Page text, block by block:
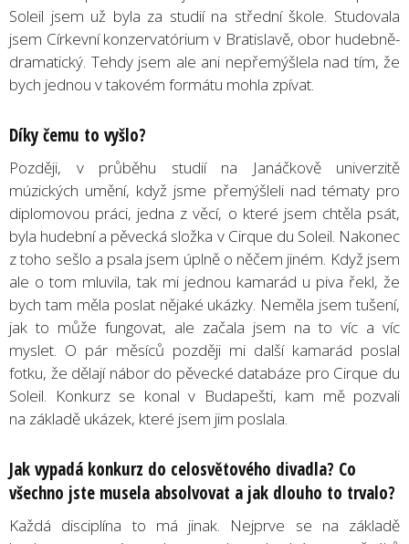
Soleil jsem už byla za studií na střední škole. Studovala
jsem Církevní konzervatórium v Bratislavě, obor hudebně-
dramatický. Tehdy jsem ale ani nepřemýšlela nad tím, že
bych jednou v takovém formátu mohla zpívat.
Díky čemu to vyšlo?
Později, v průběhu studií na Janáčkově univerzitě
múzických umění, když jsme přemýšleli nad tématy pro
diplomovou práci, jedna z věcí, o které jsem chtěla psát,
byla hudební a pěvecká složka v Cirque du Soleil. Nakonec
z toho sešlo a psala jsem úplně o něčem jiném. Když jsem
ale o tom mluvila, tak mi jednou kamarád u piva řekl, že
bych tam měla poslat nějaké ukázky. Neměla jsem tušení,
jak to může fungovat, ale začala jsem na to víc a víc
myslet. O pár měsíců později mi další kamarád poslal
fotku, že dělají nábor do pěvecké databáze pro Cirque du
Soleil. Konkurz se konal v Budapešti, kam mě pozvali
na základě ukázek, které jsem jim poslala.
Jak vypadá konkurz do celosvětového divadla? Co
všechno jste musela absolvovat a jak dlouho to trvalo?
Každá disciplína to má jinak. Nejprve se na základě